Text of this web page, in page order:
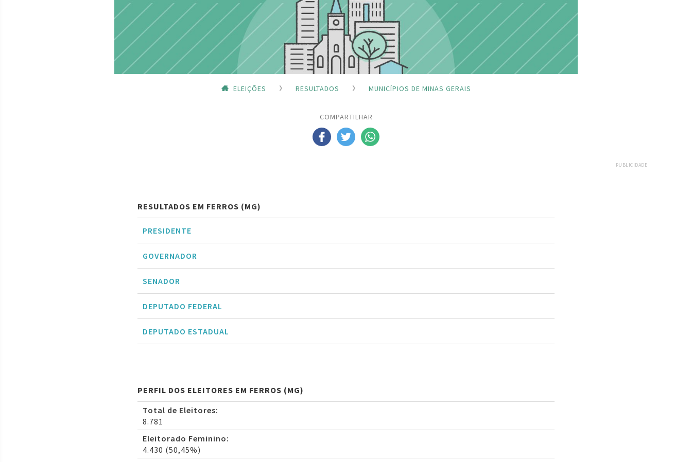
ELEIÇÕES RESULTADOS MUNICÍPIOS DE MINAS GERAIS
COMPARTILHAR
PUBLICIDADE
RESULTADOS EM FERROS (MG)
PRESIDENTE
GOVERNADOR
SENADOR
DEPUTADO FEDERAL
DEPUTADO ESTADUAL
PERFIL DOS ELEITORES EM FERROS (MG)
Total de Eleitores:
8.781
Eleitorado Feminino:
4.430 (50,45%)